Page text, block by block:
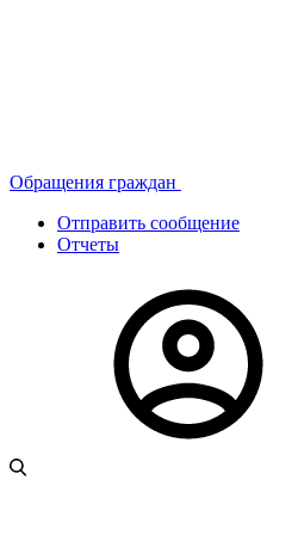
Обращения граждан
Отправить сообщение
Отчеты